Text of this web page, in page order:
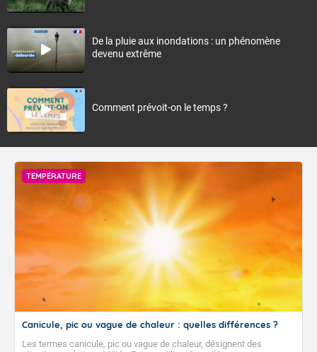
De la pluie aux inondations : un phénomène
devenu extrême
Comment prévoit-on le temps ?
TEMPÉRATURE
Canicule, pic ou vague de chaleur : quelles différences ?
Les termes canicule, pic ou vague de chaleur, désignent des